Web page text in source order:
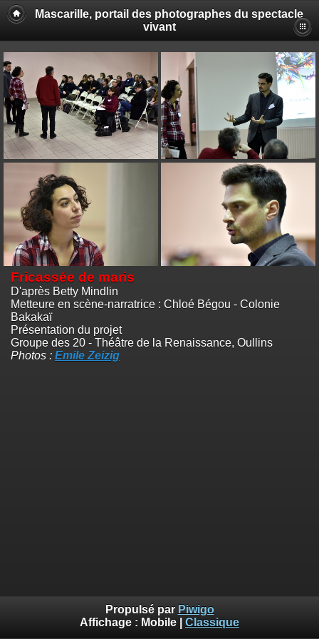
Mascarille, portail des photographes du spectacle
vivant
Fricassée de maris
D'après Betty Mindlin
Metteure en scène-narratrice : Chloé Bégou - Colonie
Bakakaï
Présentation du projet
Groupe des 20 - Théâtre de la Renaissance, Oullins
Photos : Emile Zeizig
Propulsé par Piwigo
Affichage : Mobile Classique